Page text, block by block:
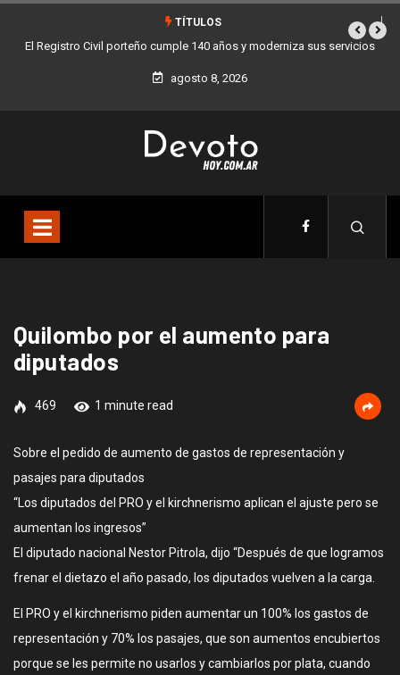
TÍTULOS
El Registro Civil porteño cumple 140 años y moderniza sus servicios
agosto 8, 2026
Quilombo por el aumento para
diputados
469 1 minute read
Sobre el pedido de aumento de gastos de representación y
pasajes para diputados
“Los diputados del PRO y el kirchnerismo aplican el ajuste pero se
aumentan los ingresos”
El diputado nacional Nestor Pitrola, dijo “Después de que logramos
frenar el dietazo el año pasado, los diputados vuelven a la carga.
El PRO y el kirchnerismo piden aumentar un 100% los gastos de
representación y 70% los pasajes, que son aumentos encubiertos
porque se les permite no usarlos y cambiarlos por plata, cuando